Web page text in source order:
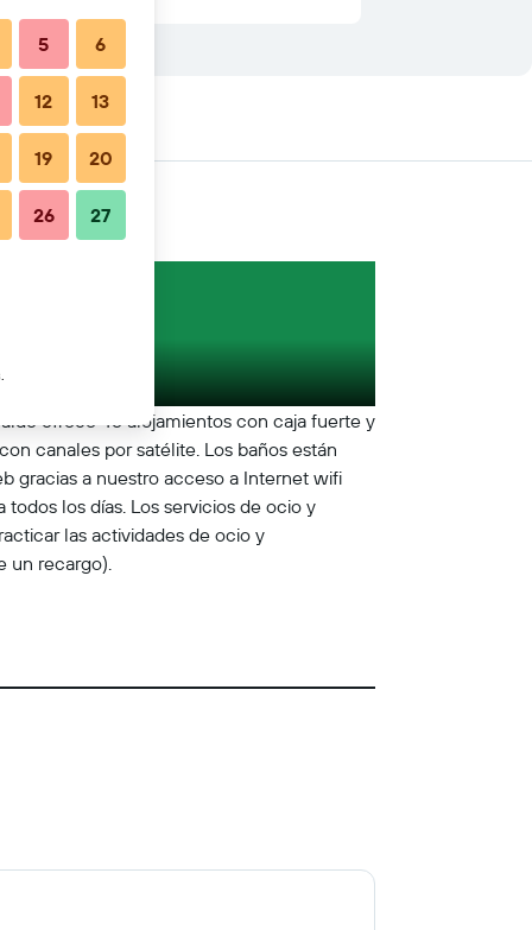
ofrece 46 alojamientos con caja fuerte y
canales por satélite. Los baños están
gracias a nuestro acceso a Internet wifi
los días. Los servicios de ocio y
las actividades de ocio y
un recargo).
5 6
12 13
19 20
26 27